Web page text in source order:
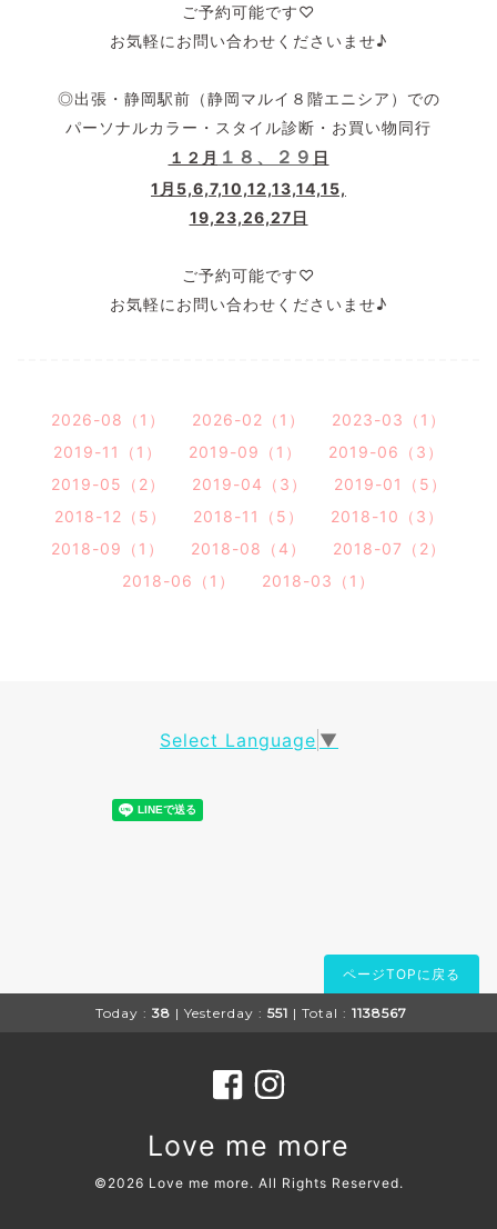
ご予約可能です♡
お気軽にお問い合わせくださいませ♪
◎出張・静岡駅前（静岡マルイ８階エニシア）での
パーソナルカラー・スタイル診断・お買い物同行
１２月 １８、２９ 日
1月5,6,7,10,12,13,14,15,
19,23,26,27日
ご予約可能です♡
お気軽にお問い合わせくださいませ♪
2026-08（1） 2026-02（1）
2023-03（1）
2019-11（1）
2019-09（1）
2019-06（3）
2019-05（2）
2019-04（3）
2019-01（5）
2018-12（5）
2018-11（5）
2018-10（3）
2018-09（1）
2018-08（4）
2018-07（2）
2018-06（1）
2018-03（1）
Select Language ▼
ページTOPに戻る
Today : 38 | Yesterday : 551 | Total : 1138567
Love me more
©2026 Love me more. All Rights Reserved.